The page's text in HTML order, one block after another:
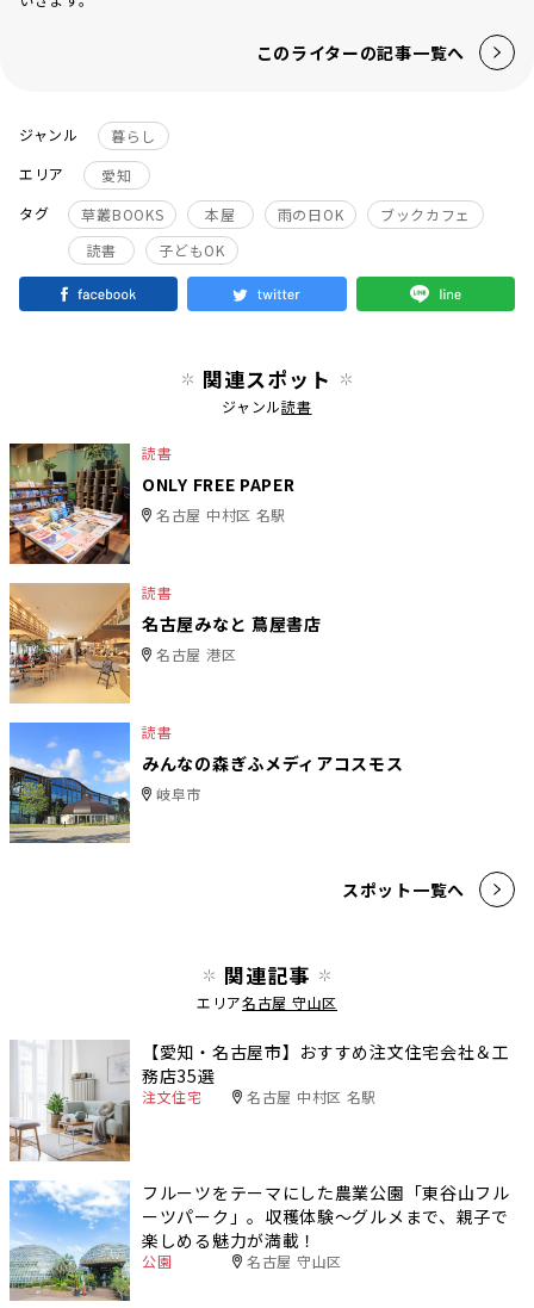
このライターの記事一覧へ
ジャンル
暮らし
エリア
愛知
タグ
草叢BOOKS 本屋 雨の日OK
ブックカフェ
読書
子どもOK
関連スポット
ジャンル読書
読書
ONLY FREE PAPER
名古屋 中村区 名駅
読書
名古屋みなと 蔦屋書店
名古屋 港区
読書
みんなの森ぎふメディアコスモス
岐阜市
スポット一覧へ
関連記事
エリア名古屋 守山区
【愛知・名古屋市】おすすめ注文住宅会社＆工
務店35選
注文住宅 名古屋 中村区 名駅
フルーツをテーマにした農業公園「東谷山フル
ーツパーク」。収穫体験〜グルメまで、親子で
楽しめる魅力が満載！
公園 名古屋 守山区